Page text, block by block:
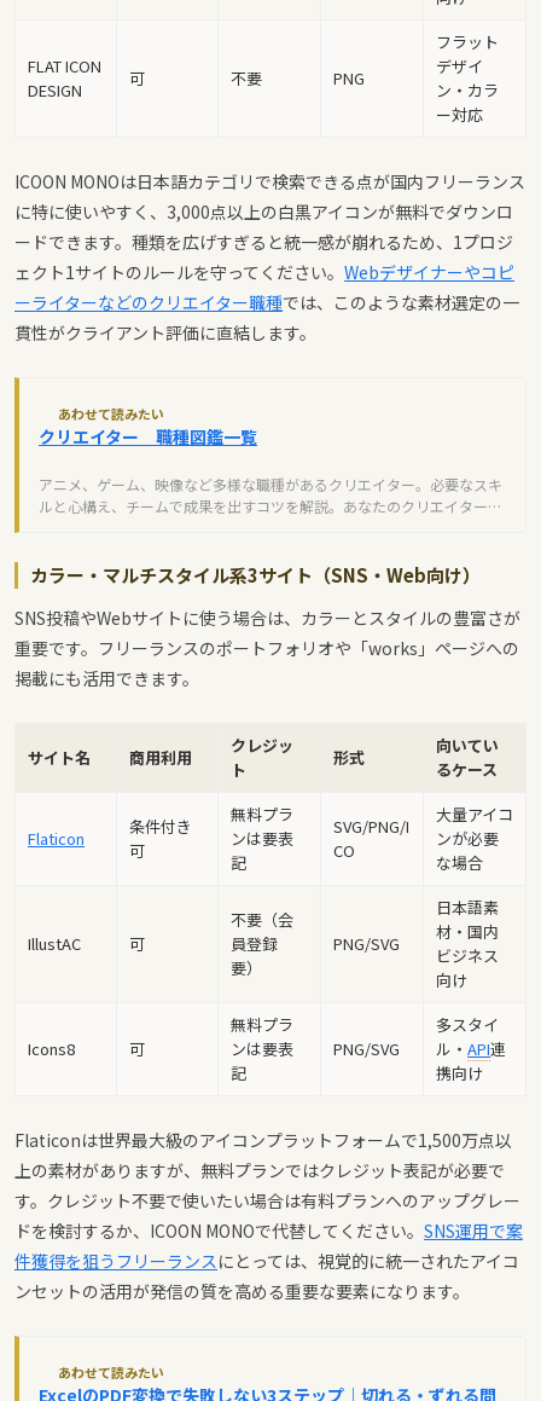
FLAT ICON
DESIGN
可 不要 PNG
フラット
デザイ
ン・カラ
ー対応
ICOON MONOは日本語カテゴリで検索できる点が国内フリーランス
に特に使いやすく、3,000点以上の白黒アイコンが無料でダウンロ
ードできます。種類を広げすぎると統一感が崩れるため、1プロジ
ェクト1サイトのルールを守ってください。 Webデザイナーやコピ
ーライターなどのクリエイター職種では、このような素材選定の一
貫性がクライアント評価に直結します。
あわせて読みたい
クリエイター 職種図鑑一覧
アニメ、ゲーム、映像など多様な職種があるクリエイター。必要なスキ
ルと心構え、チームで成果を出すコツを解説。あなたのクリエイター適
カラー・マルチスタイル系3サイト（SNS・Web向け）
SNS投稿やWebサイトに使う場合は、カラーとスタイルの豊富さが
重要です。フリーランスのポートフォリオや「works」ページへの
掲載にも活用できます。
サイト名 商用利用
クレジッ
ト
形式
向いてい
るケース
Flaticon
条件付き
可
無料プラ
ンは要表
記
SVG/PNG/I
CO
大量アイコ
ンが必要
な場合
IllustAC 可
不要（会
員登録
要）
PNG/SVG
日本語素
材・国内
ビジネス
向け
Icons8 可
無料プラ
ンは要表
記
PNG/SVG
多スタイ
ル・ API連
携向け
Flaticonは世界最大級のアイコンプラットフォームで1,500万点以
上の素材がありますが、無料プランではクレジット表記が必要で
す。クレジット不要で使いたい場合は有料プランへのアップグレー
ドを検討するか、ICOON MONOで代替してください。 SNS運用で案
件獲得を狙うフリーランスにとっては、視覚的に統一されたアイコ
ンセットの活用が発信の質を高める重要な要素になります。
あわせて読みたい
ExcelのPDF変換で失敗しない3ステップ｜切れる・ずれる問